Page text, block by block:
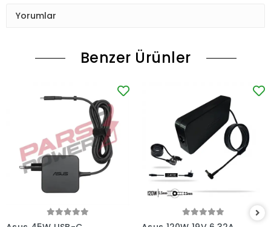
Yorumlar
Benzer Ürünler